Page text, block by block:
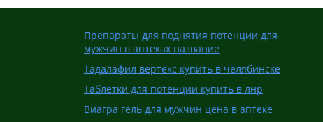
Препараты для поднятия потенции для
мужчин в аптеках название
Тадалафил вертекс купить в челябинске
Таблетки для потенции купить в лнр
Виагра гель для мужчин цена в аптеке